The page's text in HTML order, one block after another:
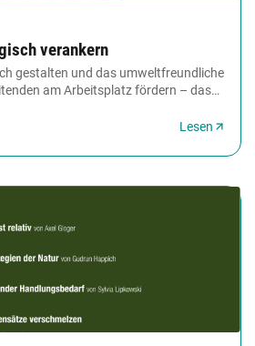
verankern
gestalten und das umweltfreundliche
am Arbeitsplatz fördern – das
Lesen